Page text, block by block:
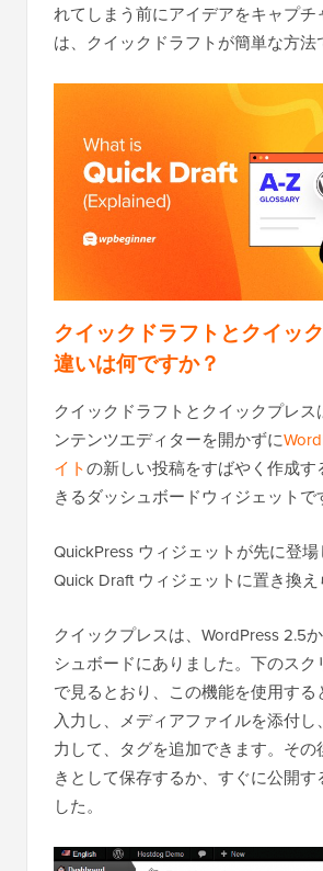
れてしまう前にアイデアをキャプチ
は、クイックドラフトが簡単な方法
クイックドラフトとクイッ
違いは何ですか？
クイックドラフトとクイックプレス
ンテンツエディターを開かずに
イトの新しい投稿をすばやく作成
きるダッシュボードウィジェットで
QuickPress ウィジェットが先に登
Quick Draft ウィジェットに置き換え
クイックプレスは、WordPress 2.5
シュボードにありました。下のスク
で見るとおり、この機能を使用する
入力し、メディアファイルを添付し
力して、タグを追加できます。そ
きとして保存するか、すぐに公開す
した。